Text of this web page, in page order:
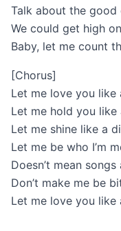
Talk about the good
We could get high
Baby, let me count
[Chorus]
Let me love you like
Let me hold you like
Let me shine like a
Let me be who I’m
Doesn’t mean
Don’t make me be
Let me love you like